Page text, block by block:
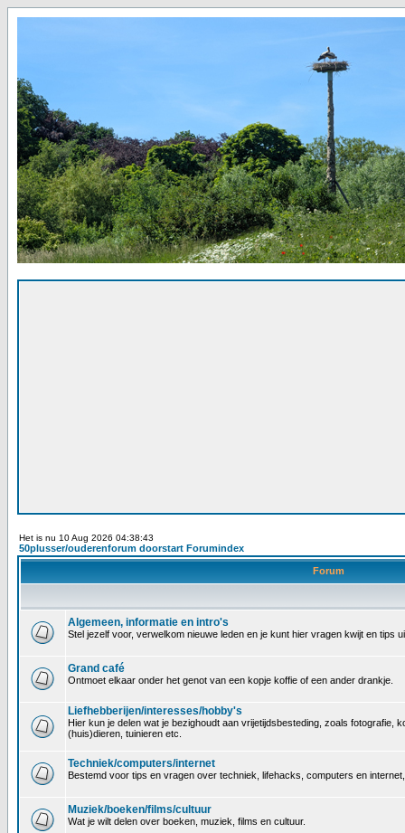
Het is nu 10 Aug 2026 04:38:43
50plusser/ouderenforum doorstart Forumindex
Forum
Algemeen, informatie en intro's
Stel jezelf voor, verwelkom nieuwe leden en je kunt hier vragen kwijt en tips
Grand café
Ontmoet elkaar onder het genot van een kopje koffie of een ander drankje.
Liefhebberijen/interesses/hobby's
Hier kun je delen wat je bezighoudt aan vrijetijdsbesteding, zoals fotografie,
(huis)dieren, tuinieren etc.
Techniek/computers/internet
Bestemd voor tips en vragen over techniek, lifehacks, computers en
Muziek/boeken/films/cultuur
Wat je wilt delen over boeken, muziek, films en cultuur.